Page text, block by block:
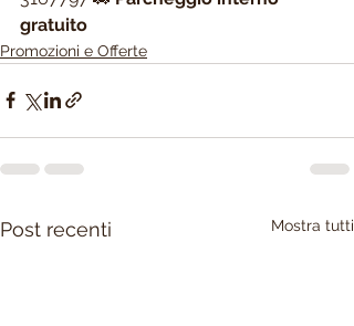
gratuito
Promozioni e Offerte
Post recenti Mostra tutti